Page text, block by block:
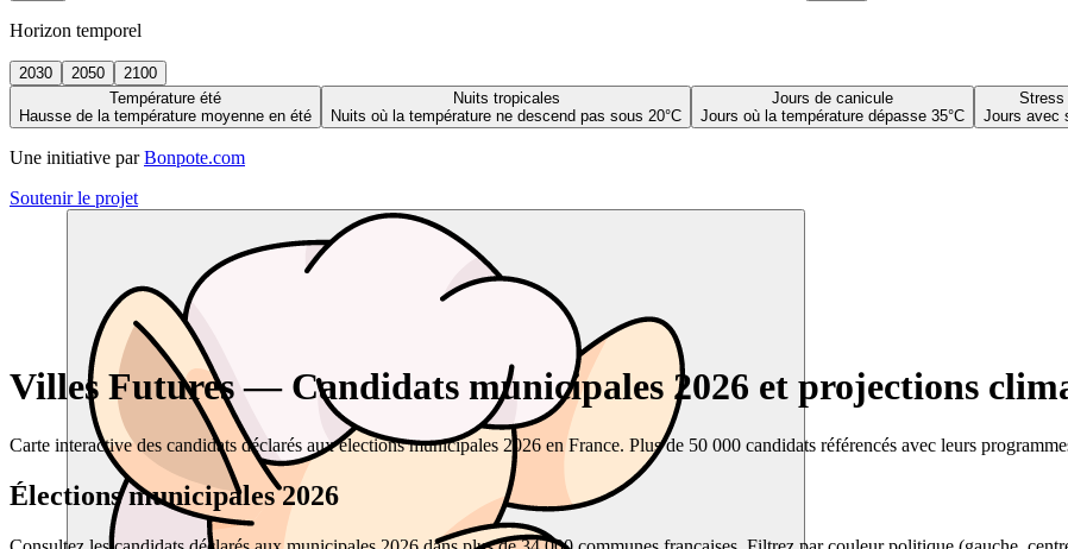
Horizon temporel
2030 2050
2100
Température été
Hausse de la température moyenne en été
Nuits tropicales
Nuits où la température ne descend pas sous 20°C
Jours de canicule
Jours où la température dépasse 35°C
Stress
Jours avec
Une initiative par Bonpote.com
Soutenir le projet
Villes Futures — Candidats municipales 2026 et projections
Carte interactive des candidats déclarés aux élections municipales 2026 en France. Plus de 50 000 candidats référencés avec leurs
Élections municipales 2026